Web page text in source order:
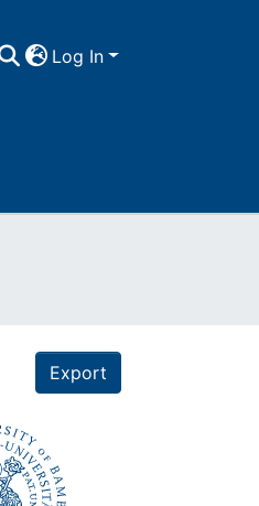
Log In
Export